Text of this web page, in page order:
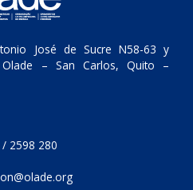
José de Sucre N58-63 y
Olade – San Carlos, Quito –
2598 280